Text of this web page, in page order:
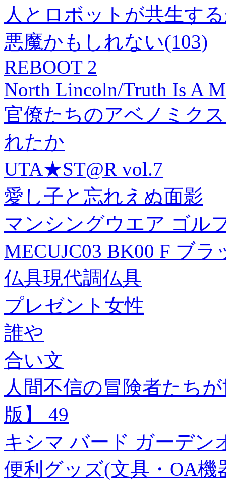
人とロボットが共生す
悪魔かもしれない(103)
REBOOT 2
North Lincoln/Truth Is A
官僚たちのアベノミク
れたか
UTA★ST@R vol.7
愛し子と忘れえぬ面影
マンシングウエア ゴル
MECUJC03 BK00 F ブ
仏具現代調仏具
プレゼント女性
誰や
合い文
人間不信の冒険者たち
版】 49
キシマ バード ガーデン
便利グッズ(文具・OA機